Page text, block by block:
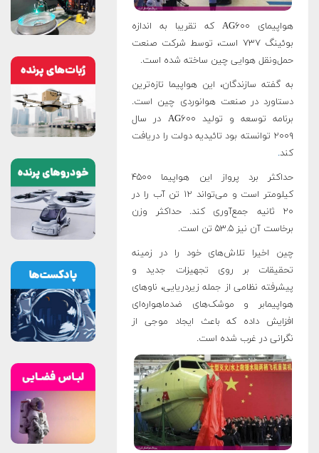
هواپیمای AG۶۰۰ که تقریبا به اندازه
بوئینگ ۷۳۷ است، توسط شرکت صنعت
حمل‌ونقل هوایی چین ساخته شده است.
به گفته سازندگان، این هواپیما تازه‌ترین
دستاورد در صنعت هوانوردی چین است.
برنامه توسعه و تولید AG۶۰۰ در سال
۲۰۰۹ توانسته بود تائیدیه دولت را دریافت
کند.
حداکثر برد پرواز این هواپیما ۴۵۰۰
کیلومتر است و می‌تواند ۱۲ تن آب را در
۲۰ ثانیه جمع‌آوری کند. حداکثر وزن
برخاست آن نیز ۵۳.۵ تن است.
چین اخیرا تلاش‌های خود را در زمینه
تحقیقات بر روی تجهیزات جدید و
پیشرفته نظامی از جمله زیردریایی،‌ ناوهای
هواپیمابر و موشک‌های ضدماهواره‌ای
افزایش داده که باعث ایجاد موجی از
نگرانی در غرب شده است.